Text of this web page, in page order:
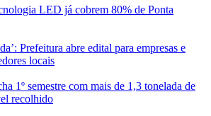
LED já cobrem 80% de Ponta
Prefeitura abre edital para empresas e
locais
1º semestre com mais de 1,3 tonelada de
recolhido